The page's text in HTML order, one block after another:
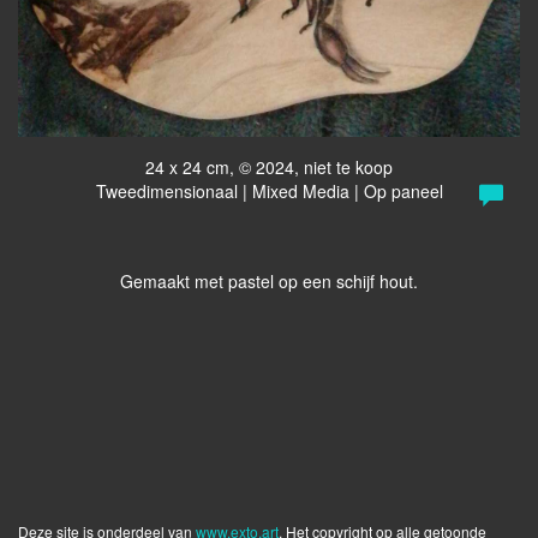
24 x 24 cm, © 2024, niet te koop
Tweedimensionaal | Mixed Media | Op paneel
Gemaakt met pastel op een schijf hout.
Deze site is onderdeel van www.exto.art. Het copyright op alle getoonde